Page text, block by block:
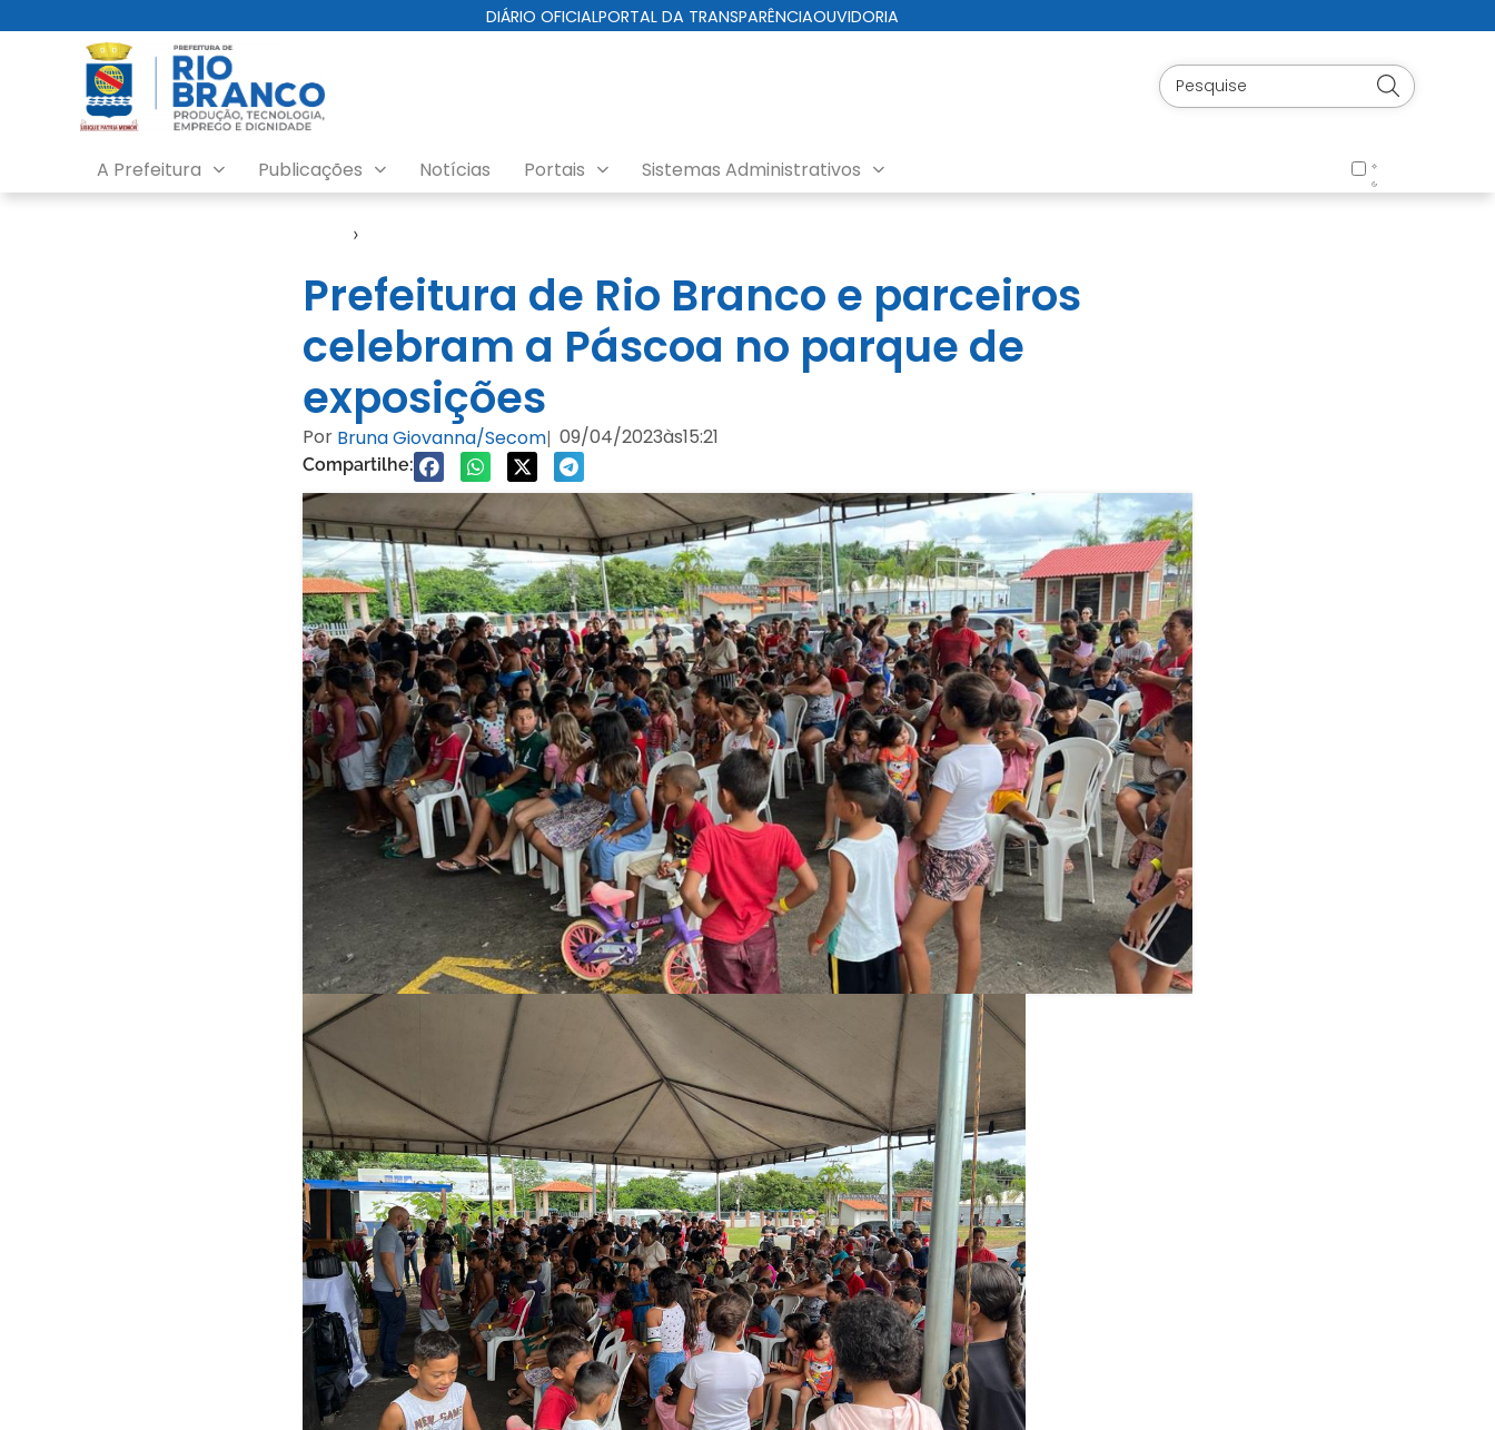
DIÁRIO OFICIALPORTAL DA TRANSPARÊNCIAOUVIDORIA
A Prefeitura Publicações Notícias Portais Sistemas Administrativos
›
Prefeitura de Rio Branco e parceiros
celebram a Páscoa no parque de
exposições
Por Bruna Giovanna/Secom| 09/04/2023às15:21
Compartilhe: